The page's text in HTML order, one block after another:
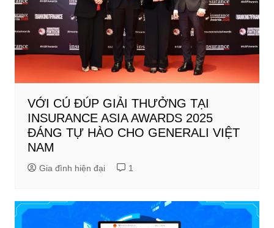
VỚI CÚ ĐÚP GIẢI THƯỞNG TẠI
INSURANCE ASIA AWARDS 2025
ĐÁNG TỰ HÀO CHO GENERALI VIỆT
NAM
Gia đình hiện đại 1